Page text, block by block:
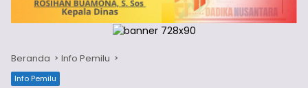
Beranda Info Pemilu
Info Pemilu